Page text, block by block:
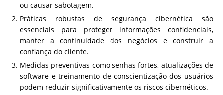
ou causar sabotagem.
Práticas robustas de segurança cibernética são
essenciais para proteger informações confidenciais,
manter a continuidade dos negócios e construir a
confiança do cliente.
Medidas preventivas como senhas fortes, atualizações de
software e treinamento de conscientização dos usuários
podem reduzir significativamente os riscos cibernéticos.